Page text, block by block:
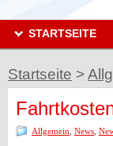
STARTSEITE
Startseite >
Allgemein News